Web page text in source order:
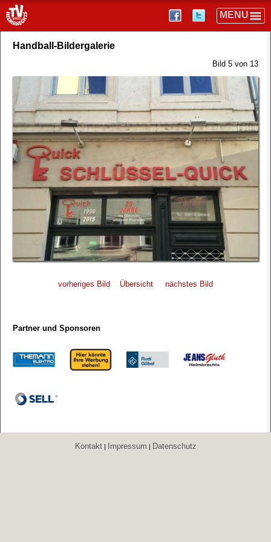
Handball-Bildergalerie
Bild 5 von 13
vorheriges Bild Übersicht nächstes Bild
Partner und Sponsoren
Kontakt| Impressum | Datenschutz